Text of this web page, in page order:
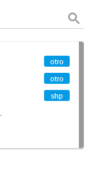
otro
otro
shp